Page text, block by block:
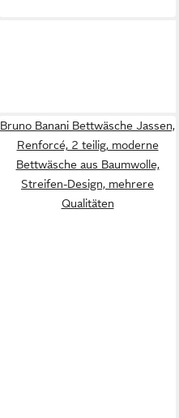
Bruno Banani Bettwäsche Jassen,
Renforcé, 2 teilig, moderne
Bettwäsche aus Baumwolle,
Streifen-Design, mehrere
Qualitäten